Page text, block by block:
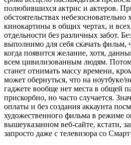
полюбившихся актрис и актеров.
обстоятельствах небезосновательно
кинокартины в общих чертах, и
отдельности без различных забот.
выполнимо для себя скачать фильм,
когда появится желание, хотя,
всем цивилизованным людям.
станет отнимать массу времени,
может обернуться, что на ноутбуке/
гаджете вообще нет места в общей
прискорбно, но часто случается.
оплаты и без создания аккаунта
художественного фильма в режиме
вышеуказанном веб-сайте, кстати,
запросто даже с телевизора со